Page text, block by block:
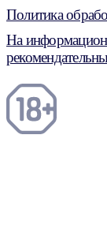
Политика
На